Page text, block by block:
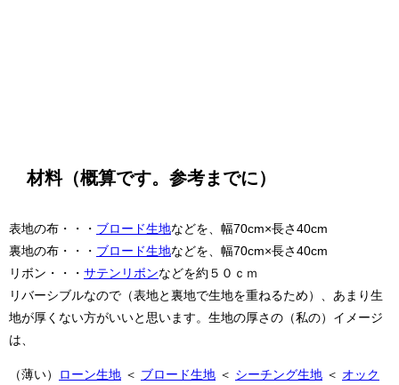
材料（概算です。参考までに）
表地の布・・・ ブロード生地などを、幅70cm×長さ40cm
裏地の布・・・ ブロード生地などを、幅70cm×長さ40cm
リボン・・・ サテンリボンなどを約５０ｃｍ
リバーシブルなので（表地と裏地で生地を重ねるため）、あまり生
地が厚くない方がいいと思います。生地の厚さの（私の）イメージ
は、
（薄い） ローン生地 ＜ ブロード生地 ＜ シーチング生地 ＜ オック